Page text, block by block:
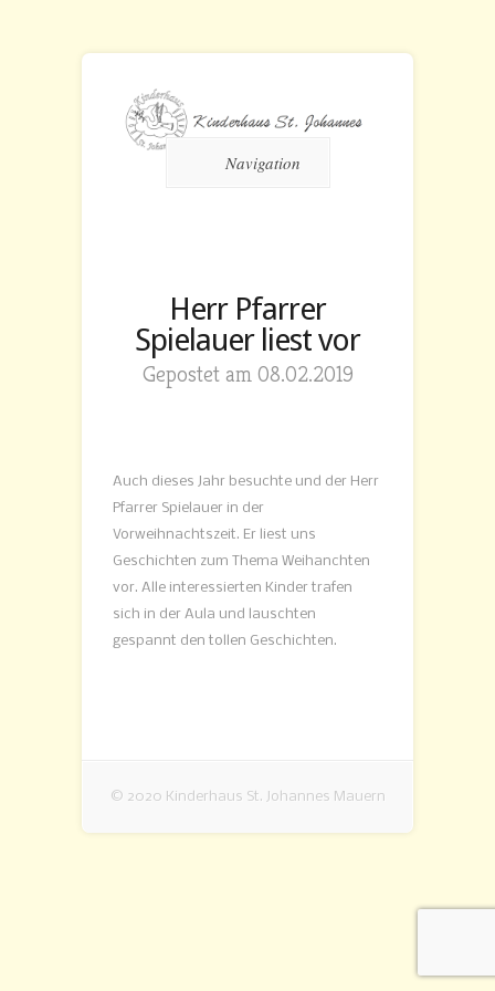
Navigation
Herr Pfarrer
Spielauer liest vor
Gepostet am 08.02.2019
Auch dieses Jahr besuchte und der Herr
Pfarrer Spielauer in der
Vorweihnachtszeit. Er liest uns
Geschichten zum Thema Weihanchten
vor. Alle interessierten Kinder trafen
sich in der Aula und lauschten
gespannt den tollen Geschichten.
© 2020 Kinderhaus St. Johannes Mauern